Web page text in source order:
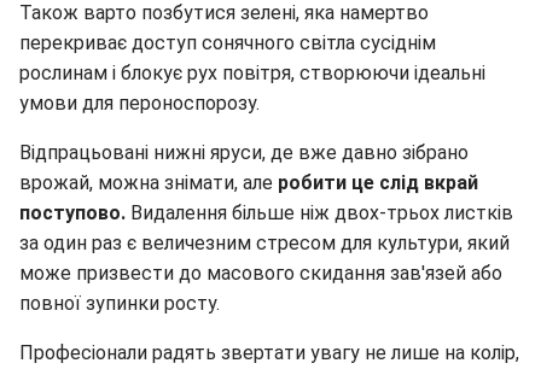
Також варто позбутися зелені, яка намертво
перекриває доступ сонячного світла сусіднім
рослинам і блокує рух повітря, створюючи ідеальні
умови для пероноспорозу.
Відпрацьовані нижні яруси, де вже давно зібрано
врожай, можна знімати, але робити це слід вкрай
поступово. Видалення більше ніж двох-трьох листків
за один раз є величезним стресом для культури, який
може призвести до масового скидання зав'язей або
повної зупинки росту.
Професіонали радять звертати увагу не лише на колір,